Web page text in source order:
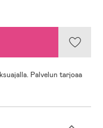
Palvelun tarjoaa